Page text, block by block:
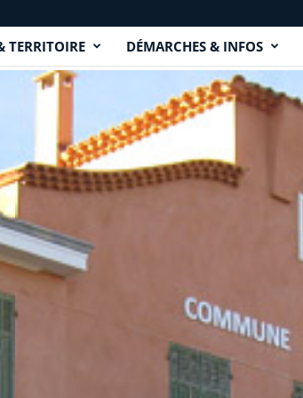
TERRITOIRE DÉMARCHES & INFOS